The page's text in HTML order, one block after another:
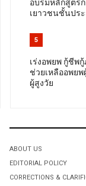
เยาวชนชั้นปร
5
เร่งอพยพ กู้ชีพ
ช่วยเหลืออพย
ผู้สูงวัย
ABOUT US
EDITORIAL POLICY
CORRECTIONS &